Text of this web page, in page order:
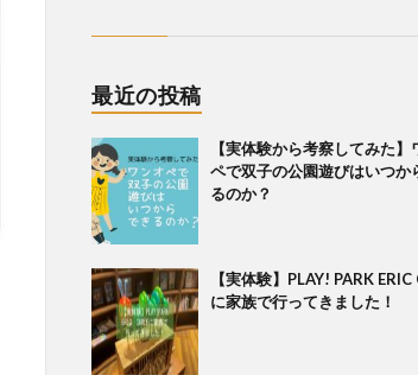
最近の投稿
【実体験から考察してみた】
ペで双子の公園遊びはいつか
るのか？
【実体験】PLAY! PARK ERIC
に家族で行ってきました！